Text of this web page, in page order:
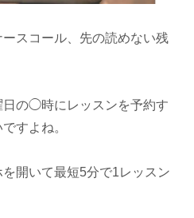
スコール、先の読めない残
の◯時にレッスンを予約す
すよね。
開いて最短5分で1レッスン